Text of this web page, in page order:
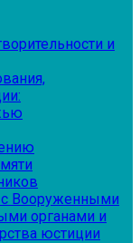
и
Вооруженными
органами и
юстиции